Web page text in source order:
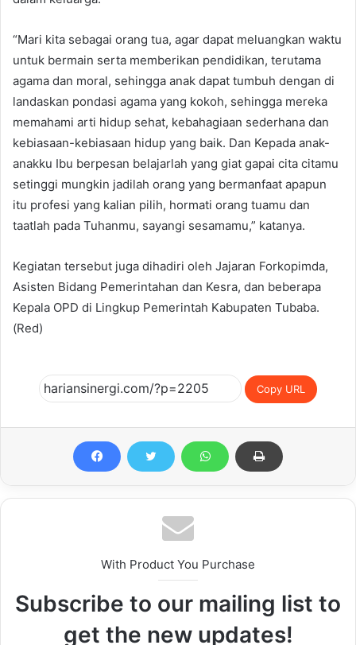
“Mari kita sebagai orang tua, agar dapat meluangkan waktu
untuk bermain serta memberikan pendidikan, terutama
agama dan moral, sehingga anak dapat tumbuh dengan di
landaskan pondasi agama yang kokoh, sehingga mereka
memahami arti hidup sehat, kebahagiaan sederhana dan
kebiasaan-kebiasaan hidup yang baik. Dan Kepada anak-
anakku Ibu berpesan belajarlah yang giat gapai cita citamu
setinggi mungkin jadilah orang yang bermanfaat apapun
itu profesi yang kalian pilih, hormati orang tuamu dan
taatlah pada Tuhanmu, sayangi sesamamu,” katanya.
Kegiatan tersebut juga dihadiri oleh Jajaran Forkopimda,
Asisten Bidang Pemerintahan dan Kesra, dan beberapa
Kepala OPD di Lingkup Pemerintah Kabupaten Tubaba.
(Red)
Copy URL
With Product You Purchase
Subscribe to our mailing list to
get the new updates!